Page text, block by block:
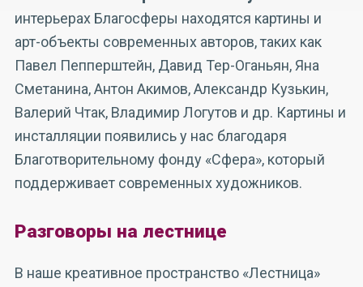
интерьерах Благосферы находятся картины и
арт-объекты современных авторов, таких как
Павел Пепперштейн, Давид Тер-Оганьян, Яна
Сметанина, Антон Акимов, Александр Кузькин,
Валерий Чтак, Владимир Логутов и др. Картины и
инсталляции появились у нас благодаря
Благотворительному фонду «Сфера», который
поддерживает современных художников.
Разговоры на лестнице
В наше креативное пространство «Лестница»